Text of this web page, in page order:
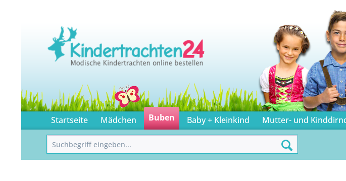
Startseite Mädchen Buben Baby + Kleinkind Mutter- und